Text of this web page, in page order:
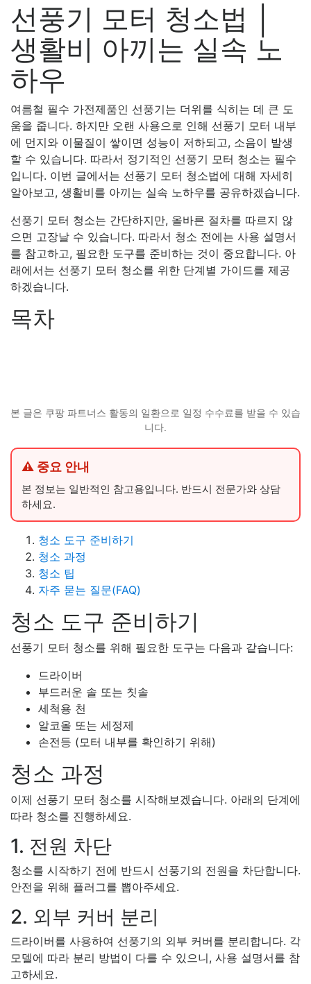
선풍기 모터 청소법 │
생활비 아끼는 실속 노
하우
여름철 필수 가전제품인 선풍기는 더위를 식히는 데 큰 도
움을 줍니다. 하지만 오랜 사용으로 인해 선풍기 모터 내부
에 먼지와 이물질이 쌓이면 성능이 저하되고, 소음이 발생
할 수 있습니다. 따라서 정기적인 선풍기 모터 청소는 필수
입니다. 이번 글에서는 선풍기 모터 청소법에 대해 자세히
알아보고, 생활비를 아끼는 실속 노하우를 공유하겠습니다.
선풍기 모터 청소는 간단하지만, 올바른 절차를 따르지 않
으면 고장날 수 있습니다. 따라서 청소 전에는 사용 설명서
를 참고하고, 필요한 도구를 준비하는 것이 중요합니다. 아
래에서는 선풍기 모터 청소를 위한 단계별 가이드를 제공
하겠습니다.
목차
본 글은 쿠팡 파트너스 활동의 일환으로 일정 수수료를 받을 수 있습
니다.
⚠ 중요 안내
본 정보는 일반적인 참고용입니다. 반드시 전문가와 상담
하세요.
청소 도구 준비하기
청소 과정
청소 팁
자주 묻는 질문(FAQ)
청소 도구 준비하기
선풍기 모터 청소를 위해 필요한 도구는 다음과 같습니다:
드라이버
부드러운 솔 또는 칫솔
세척용 천
알코올 또는 세정제
손전등 (모터 내부를 확인하기 위해)
청소 과정
이제 선풍기 모터 청소를 시작해보겠습니다. 아래의 단계에
따라 청소를 진행하세요.
1. 전원 차단
청소를 시작하기 전에 반드시 선풍기의 전원을 차단합니다.
안전을 위해 플러그를 뽑아주세요.
2. 외부 커버 분리
드라이버를 사용하여 선풍기의 외부 커버를 분리합니다. 각
모델에 따라 분리 방법이 다를 수 있으니, 사용 설명서를 참
고하세요.